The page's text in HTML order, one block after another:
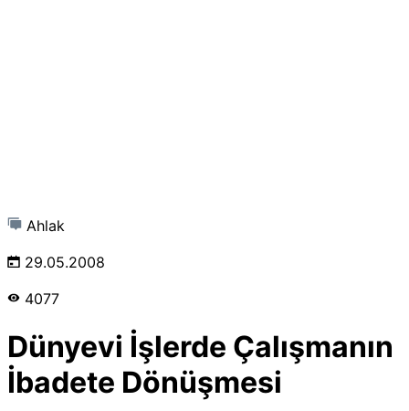
Ahlak
29.05.2008
4077
Dünyevi İşlerde Çalışmanın
İbadete Dönüşmesi